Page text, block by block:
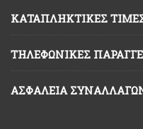
ΚΑΤΑΠΛΗΚΤΙΚΈΣ
TΗΛΕΦΩΝΙΚΈΣ
ΑΣΦΆΛΕΙΑ